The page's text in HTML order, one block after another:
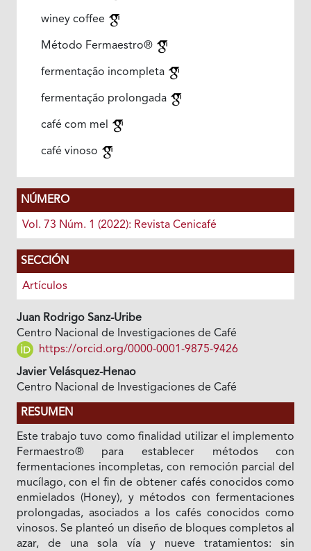
winey coffee
Método Fermaestro®
fermentação incompleta
fermentação prolongada
café com mel
café vinoso
NÚMERO
Vol. 73 Núm. 1 (2022): Revista Cenicafé
SECCIÓN
Artículos
Juan Rodrigo Sanz-Uribe
Centro Nacional de Investigaciones de Café
https://orcid.org/0000-0001-9875-9426
Javier Velásquez-Henao
Centro Nacional de Investigaciones de Café
RESUMEN
Este trabajo tuvo como finalidad utilizar el implemento
Fermaestro® para establecer métodos con
fermentaciones incompletas, con remoción parcial del
mucílago, con el fin de obtener cafés conocidos como
enmielados (Honey), y métodos con fermentaciones
prolongadas, asociados a los cafés conocidos como
vinosos. Se planteó un diseño de bloques completos al
azar, de una sola vía y nueve tratamientos: sin